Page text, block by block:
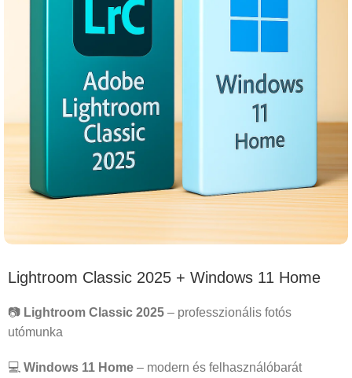
Lightroom Classic 2025 + Windows 11 Home
📷 Lightroom Classic 2025 – professzionális fotós
utómunka
💻 Windows 11 Home – modern és felhasználóbarát